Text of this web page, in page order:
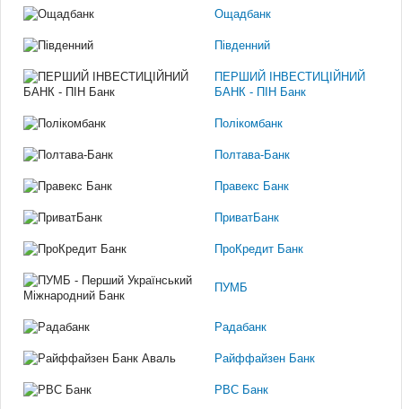
Ощадбанк
Південний
ПЕРШИЙ ІНВЕСТИЦІЙНИЙ
БАНК - ПІН Банк
Полікомбанк
Полтава-Банк
Правекс Банк
ПриватБанк
ПроКредит Банк
ПУМБ
Радабанк
Райффайзен Банк
РВС Банк